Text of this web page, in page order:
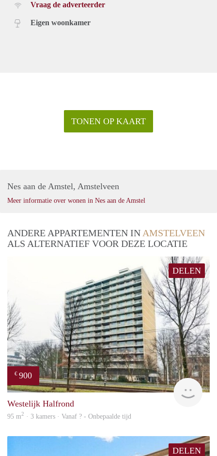
Vraag de adverteerder
Eigen woonkamer
TONEN OP KAART
Nes aan de Amstel, Amstelveen
Meer informatie over wonen in Nes aan de Amstel
ANDERE APPARTEMENTEN INAMSTELVEEN
ALS ALTERNATIEF VOOR DEZE LOCATIE
DELEN
€ 900
Westelijk Halfrond
95 m2 · 3 kamers · Vanaf ? - Onbepaalde tijd
DELEN